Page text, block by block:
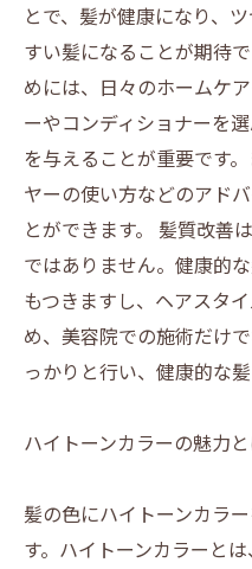
とで、髪が健康になり、
すい髪になることが期待
めには、日々のホームケ
ーやコンディショナーを
を与えることが重要です
ヤーの使い方などのアド
とができます。 髪質改善
ではありません。健康的
もつきますし、ヘアスタ
め、美容院での施術だけ
っかりと行い、健康的な
ハイトーンカラーの魅力
髪の色にハイトーンカラ
す。ハイトーンカラーと